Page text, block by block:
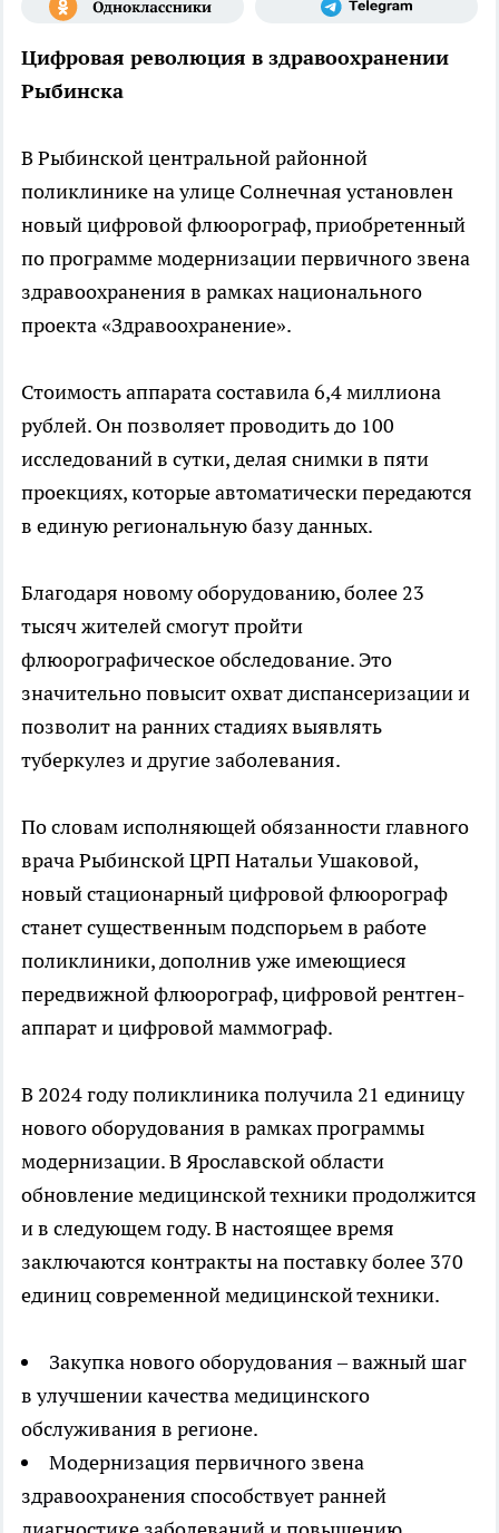
Цифровая революция в здравоохранении
Рыбинска
В Рыбинской центральной районной
поликлинике на улице Солнечная установлен
новый цифровой флюорограф, приобретенный
по программе модернизации первичного звена
здравоохранения в рамках национального
проекта «Здравоохранение».
Стоимость аппарата составила 6,4 миллиона
рублей. Он позволяет проводить до 100
исследований в сутки, делая снимки в пяти
проекциях, которые автоматически передаются
в единую региональную базу данных.
Благодаря новому оборудованию, более 23
тысяч жителей смогут пройти
флюорографическое обследование. Это
значительно повысит охват диспансеризации и
позволит на ранних стадиях выявлять
туберкулез и другие заболевания.
По словам исполняющей обязанности главного
врача Рыбинской ЦРП Натальи Ушаковой,
новый стационарный цифровой флюорограф
станет существенным подспорьем в работе
поликлиники, дополнив уже имеющиеся
передвижной флюорограф, цифровой рентген-
аппарат и цифровой маммограф.
В 2024 году поликлиника получила 21 единицу
нового оборудования в рамках программы
модернизации. В Ярославской области
обновление медицинской техники продолжится
и в следующем году. В настоящее время
заключаются контракты на поставку более 370
единиц современной медицинской техники.
Закупка нового оборудования – важный шаг
в улучшении качества медицинского
обслуживания в регионе.
Модернизация первичного звена
здравоохранения способствует ранней